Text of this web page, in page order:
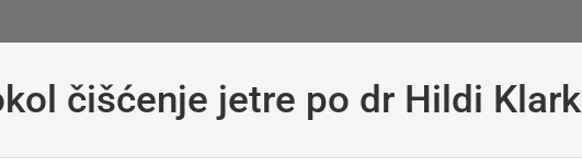
čišćenje jetre po dr Hildi Klark